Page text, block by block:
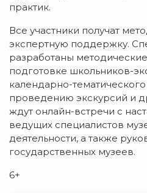
практик.
Все участники получат
экспертную поддержку.
разработаны
подготовке школьников-
календарно-
проведению экскурсий и
ждут онлайн-встречи с
ведущих специалистов
деятельности, а также
государственных музеев.
6+